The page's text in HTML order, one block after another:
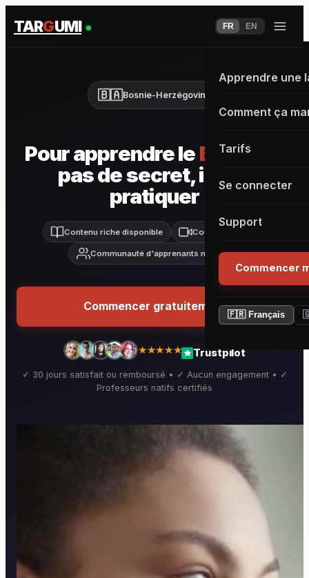
TARGUMI FR EN
Apprendre une
Comment ça
Tarifs
Se connecter
Support
Commencer
🇫🇷 Français
🇧🇦Bosnie-Herzégovine
Pour apprendre leBosnien
pas de secret, il faut
pratiquer
Contenu riche disponible Cours live inclus
Communauté d'apprenants motivés
Commencer gratuitement
★★★★★ Trustpilot
✓ 30 jours satisfait ou remboursé • ✓ Aucun engagement • ✓
Professeurs natifs certifiés